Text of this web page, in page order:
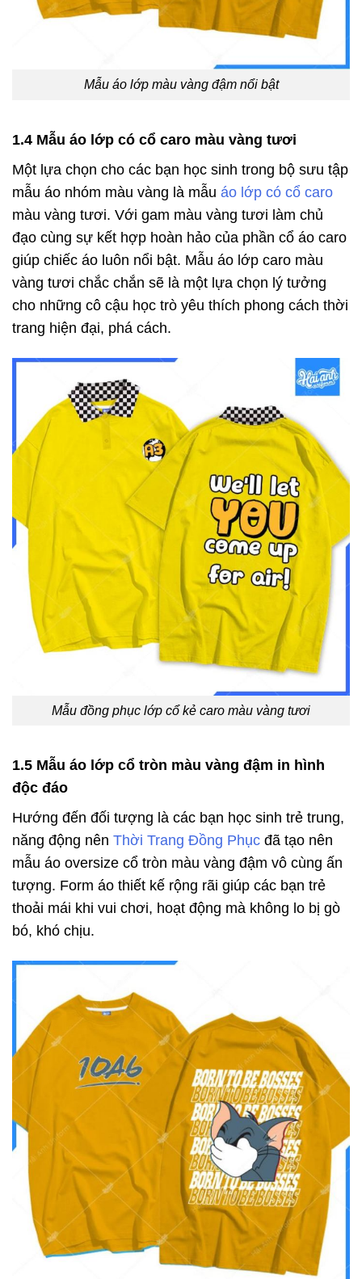
Mẫu áo lớp màu vàng đậm nổi bật
1.4 Mẫu áo lớp có cổ caro màu vàng tươi
Một lựa chọn cho các bạn học sinh trong bộ sưu tập
mẫu áo nhóm màu vàng là mẫu áo lớp có cổ caro
màu vàng tươi. Với gam màu vàng tươi làm chủ
đạo cùng sự kết hợp hoàn hảo của phần cổ áo caro
giúp chiếc áo luôn nổi bật. Mẫu áo lớp caro màu
vàng tươi chắc chắn sẽ là một lựa chọn lý tưởng
cho những cô cậu học trò yêu thích phong cách thời
trang hiện đại, phá cách.
Mẫu đồng phục lớp cổ kẻ caro màu vàng tươi
1.5 Mẫu áo lớp cổ tròn màu vàng đậm in hình
độc đáo
Hướng đến đối tượng là các bạn học sinh trẻ trung,
năng động nên Thời Trang Đồng Phục đã tạo nên
mẫu áo oversize cổ tròn màu vàng đậm vô cùng ấn
tượng. Form áo thiết kế rộng rãi giúp các bạn trẻ
thoải mái khi vui chơi, hoạt động mà không lo bị gò
bó, khó chịu.